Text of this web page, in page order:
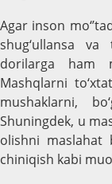
Agar inson
shug‘ullansa
dorilarga ham
Mashqlarni
mushaklarni,
Shuningdek, u
olishni maslahat
chiniqish kabi